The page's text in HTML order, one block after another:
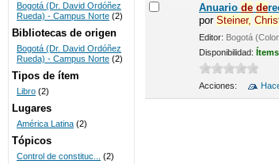
Anuario de de
por Steiner,
Editor: Bogotá
Disponibilidad:
Acciones:
Bogotá (Dr. David Ordóñez
Rueda) - Campus Norte (2)
Bibliotecas de origen
Bogotá (Dr. David Ordóñez
Rueda) - Campus Norte (2)
Tipos de ítem
Libro (2)
Lugares
América Latina (2)
Tópicos
Control de constituc...
(2)